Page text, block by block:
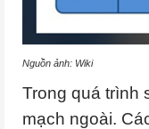
Nguồn ảnh: Wiki
Trong quá trình
mạch ngoài.